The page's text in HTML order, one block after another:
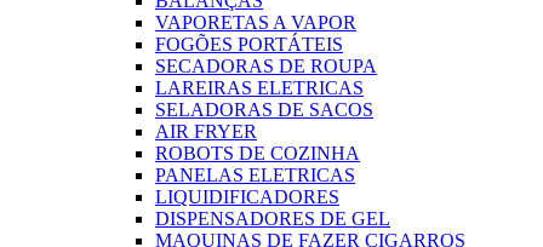
VAPORETAS A VAPOR
FOGÕES PORTÁTEIS
SECADORAS DE ROUPA
LAREIRAS ELETRICAS
SELADORAS DE SACOS
AIR FRYER
ROBOTS DE COZINHA
PANELAS ELETRICAS
LIQUIDIFICADORES
DISPENSADORES DE GEL
MAQUINAS DE FAZER CIGARROS